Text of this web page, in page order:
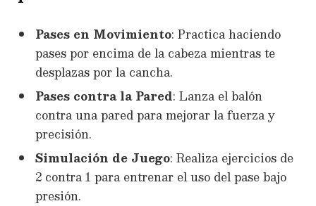
Pases en Movimiento: Practica haciendo
pases por encima de la cabeza mientras te
desplazas por la cancha.
Pases contra la Pared: Lanza el balón
contra una pared para mejorar la fuerza y
precisión.
Simulación de Juego: Realiza ejercicios de
2 contra 1 para entrenar el uso del pase bajo
presión.